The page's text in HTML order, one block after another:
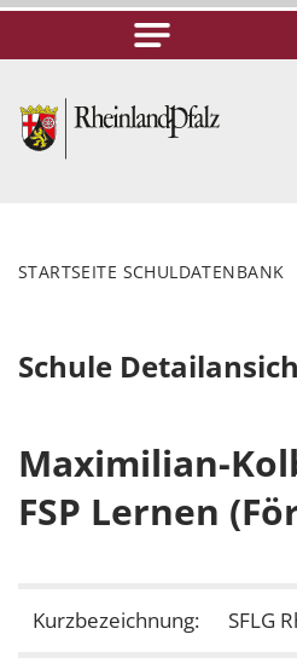
STARTSEITE SCHULDATENBANK
Schule
Maximilian-
FSP Lernen
Kurzbezeichnung: SFLG